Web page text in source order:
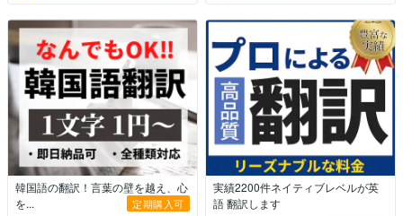
韓国語の翻訳！言葉の壁を越え、心
を...
定期購入可
実績2200件ネイティブレベルが英
語 翻訳します